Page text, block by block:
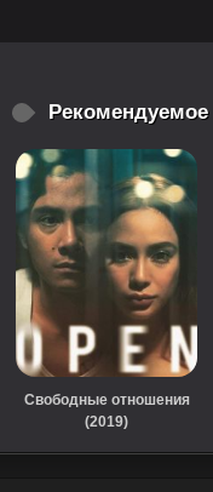
Рекомендуемое
Свободные отношения
(2019)